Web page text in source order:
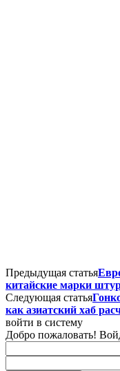
Предыдущая статья
китайские марки
Следующая статья
как азиатский хаб
войти в систему
Добро пожаловать!